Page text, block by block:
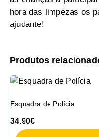
hora das limpezas os
ajudante!
Produtos
Esquadra de Polícia
34.90€